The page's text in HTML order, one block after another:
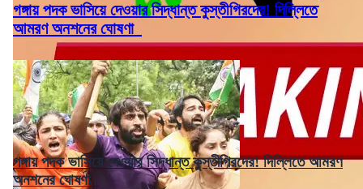
গঙ্গায় পদক ভাসিয়ে দেওয়ার সিদ্ধান্ত কুস্তীগিরদের! দিল্লিতে
আমরণ অনশনের ঘোষণা
গঙ্গায় পদক ভাসিয়ে দেওয়ার সিদ্ধান্ত কুস্তীগিরদের! দিল্লিতে আমরণ
অনশনের ঘোষণা